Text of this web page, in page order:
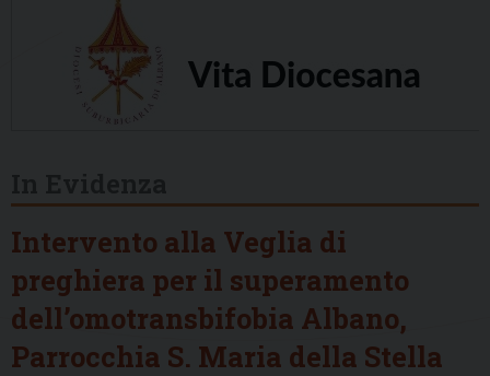
Intervento alla Veglia di
preghiera per il superamento
dell’omotransbifobia Albano,
Parrocchia S. Maria della Stella